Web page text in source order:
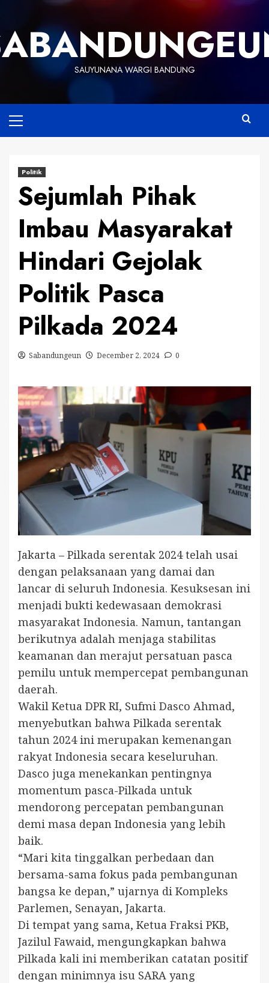
content
SAUYUNANA WARGI BANDUNG
Menu
Politik
Sejumlah Pihak
Imbau Masyarakat
Hindari Gejolak
Politik Pasca
Pilkada 2024
Sabandungeun December 2, 2024 0
Jakarta – Pilkada serentak 2024 telah usai
dengan pelaksanaan yang damai dan
lancar di seluruh Indonesia. Kesuksesan ini
menjadi bukti kedewasaan demokrasi
masyarakat Indonesia. Namun, tantangan
berikutnya adalah menjaga stabilitas
keamanan dan merajut persatuan pasca
pemilu untuk mempercepat pembangunan
daerah.
Wakil Ketua DPR RI, Sufmi Dasco Ahmad,
menyebutkan bahwa Pilkada serentak
tahun 2024 ini merupakan kemenangan
rakyat Indonesia secara keseluruhan.
Dasco juga menekankan pentingnya
momentum pasca-Pilkada untuk
mendorong percepatan pembangunan
demi masa depan Indonesia yang lebih
baik.
“Mari kita tinggalkan perbedaan dan
bersama-sama fokus pada pembangunan
bangsa ke depan,” ujarnya di Kompleks
Parlemen, Senayan, Jakarta.
Di tempat yang sama, Ketua Fraksi PKB,
Jazilul Fawaid, mengungkapkan bahwa
Pilkada kali ini memberikan catatan positif
dengan minimnya isu SARA yang